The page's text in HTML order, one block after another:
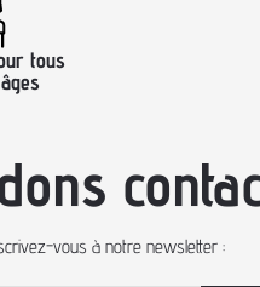
tous
vous à notre newsletter :